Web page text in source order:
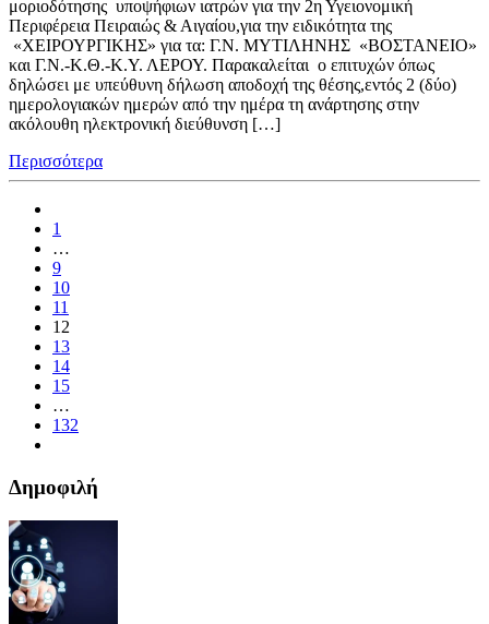
μοριοδότησης υποψήφιων ιατρών για την 2η Υγειονομική
Περιφέρεια Πειραιώς & Αιγαίου,για την ειδικότητα της
«ΧΕΙΡΟΥΡΓΙΚΗΣ» για τα: Γ.Ν. ΜΥΤΙΛΗΝΗΣ «ΒΟΣΤΑΝΕΙΟ»
και Γ.Ν.-Κ.Θ.-Κ.Υ. ΛΕΡΟΥ. Παρακαλείται ο επιτυχών όπως
δηλώσει με υπεύθυνη δήλωση αποδοχή της θέσης,εντός 2 (δύο)
ημερολογιακών ημερών από την ημέρα τη ανάρτησης στην
ακόλουθη ηλεκτρονική διεύθυνση […]
Περισσότερα
1
…
9
10
11
12
13
14
15
…
132
Δημοφιλή